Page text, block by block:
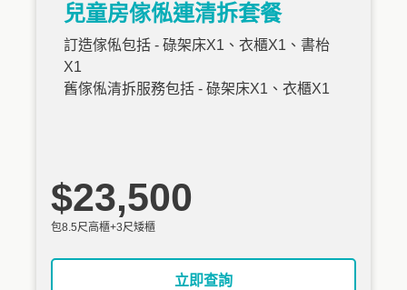
兒童房傢俬連清拆套餐
訂造傢俬包括 - 碌架床X1、衣櫃X1、書枱
X1
舊傢俬清拆服務包括 - 碌架床X1、衣櫃X1
$23,500
包8.5尺高櫃+3尺矮櫃
立即查詢